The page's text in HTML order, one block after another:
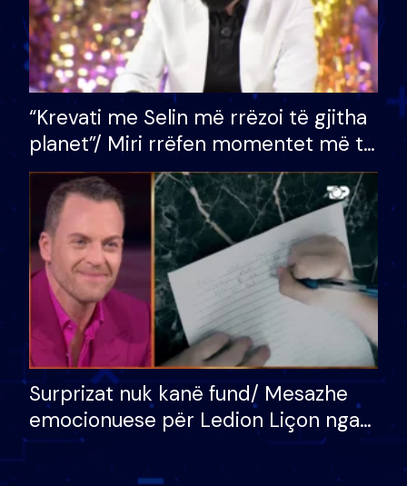
“Krevati me Selin më rrëzoi të gjitha
planet”/ Miri rrëfen momentet më të
bukura në shtëpinë e BB VIP: Do më
mungojë zilja e mëngjesit kur…
Surprizat nuk kanë fund/ Mesazhe
emocionuese për Ledion Liçon nga
nëna dhe fëmijët e tij, moderatori
nuk i mban dot lotët: Nuk meritoj…